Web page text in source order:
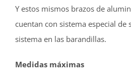
Y estos mismos brazos de
cuentan con sistema especial
sistema en las barandillas.
Medidas máximas